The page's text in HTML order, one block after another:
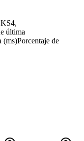
última
(ms)Porcentaje de